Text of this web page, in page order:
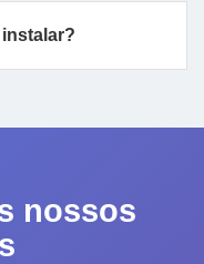
nossos